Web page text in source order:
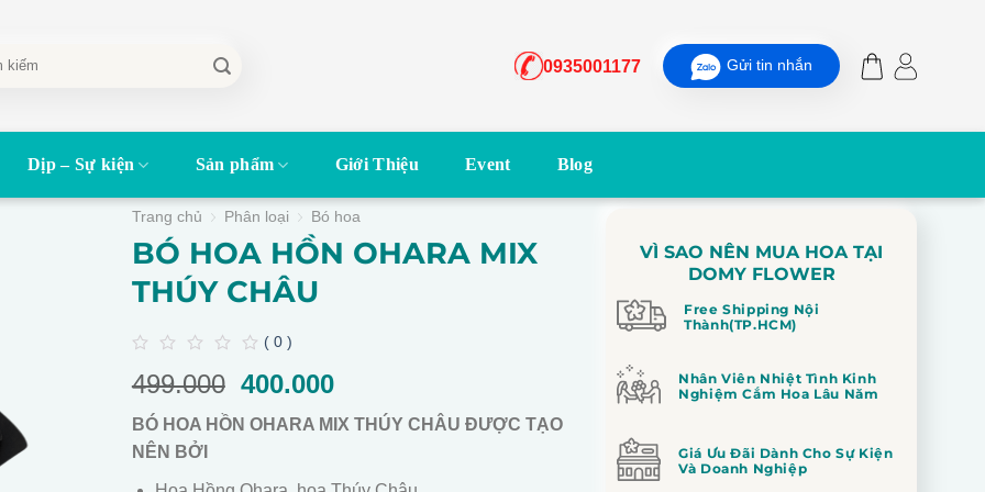
0935001177 Gửi tin nhắn
Dịp – Sự kiện Sản phẩm Giới Thiệu Event Blog
Trang chủ Phân loại Bó hoa
BÓ HOA HỒN OHARA MIX
THÚY CHÂU
out
5
( 0 )
499.000 Giá
gốc
là:
400.000
hiện
tại
BÓ HOA HỒN OHARA MIX THÚY CHÂU ĐƯỢC TẠO
NÊN BỞI
VÌ SAO NÊN MUA HOA TẠI
DOMY FLOWER
Free Shipping Nội
Thành(TP.HCM)
Nhân Viên Nhiệt Tình Kinh
Nghiệm Cắm Hoa Lâu Năm
Giá Ưu Đãi Dành Cho Sự Kiện
Và Doanh Nghiệp